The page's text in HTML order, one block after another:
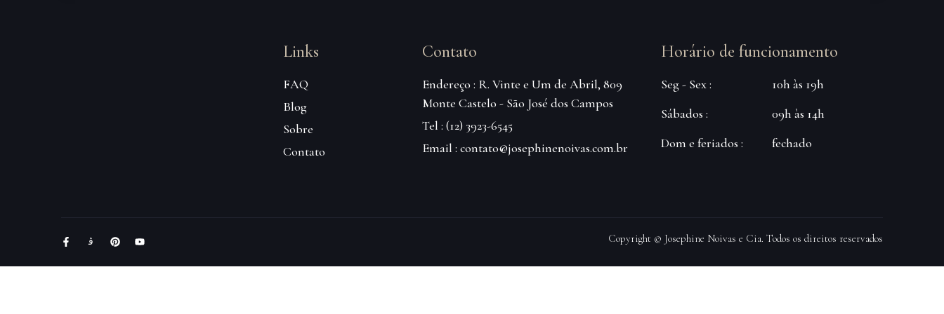
Links
FAQ
Blog
Sobre
Contato
Contato
Endereço : R. Vinte e Um de Abril, 809
Monte Castelo - São José dos Campos
Tel : (12) 3923-6545
Email : contato@josephinenoivas.com.br
Horário de funcionamento
Seg - Sex :
Sábados :
Dom e feriados :
10h às 19h
09h às 14h
fechado
Copyright © Josephine Noivas e Cia. Todos os direitos reservados